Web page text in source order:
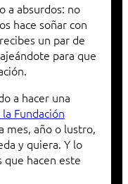
a absurdos: no
hace soñar con
un par de
para que
a hacer una
Fundación
mes, año o lustro,
y quiera. Y lo
hacen este